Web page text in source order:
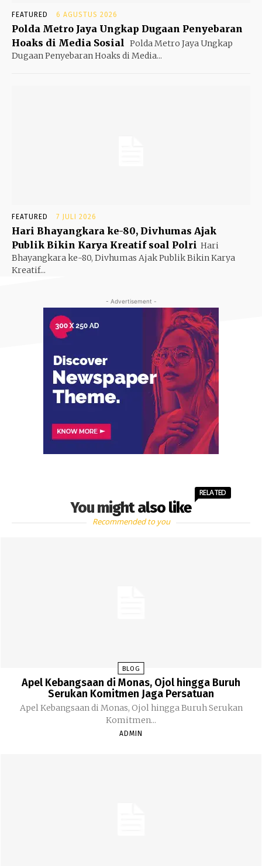
FEATURED 6 AGUSTUS 2026
Polda Metro Jaya Ungkap Dugaan Penyebaran
Hoaks di Media Sosial Polda Metro Jaya Ungkap
Dugaan Penyebaran Hoaks di Media...
FEATURED 7 JULI 2026
Hari Bhayangkara ke-80, Divhumas Ajak
Publik Bikin Karya Kreatif soal Polri Hari
Bhayangkara ke-80, Divhumas Ajak Publik Bikin Karya
Kreatif...
- Advertisement -
You might also like
RELATED
Recommended to you
BLOG
Apel Kebangsaan di Monas, Ojol hingga Buruh
Serukan Komitmen Jaga Persatuan
Apel Kebangsaan di Monas, Ojol hingga Buruh Serukan
Komitmen...
ADMIN